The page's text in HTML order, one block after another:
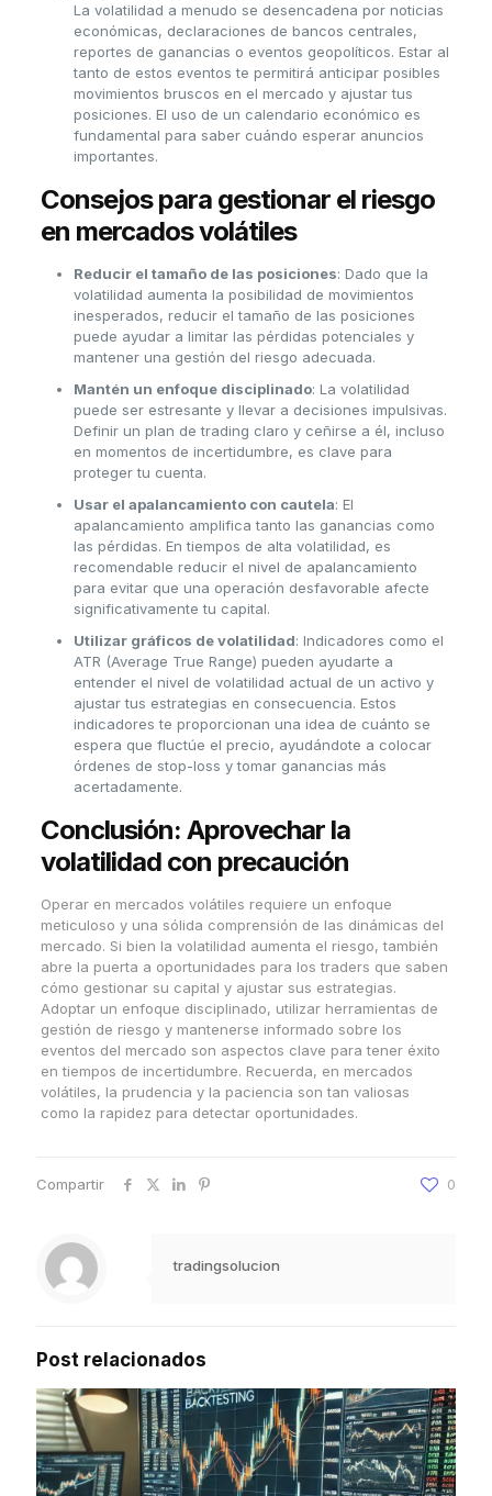
La volatilidad a menudo se desencadena por noticias
económicas, declaraciones de bancos centrales,
reportes de ganancias o eventos geopolíticos. Estar al
tanto de estos eventos te permitirá anticipar posibles
movimientos bruscos en el mercado y ajustar tus
posiciones. El uso de un calendario económico es
fundamental para saber cuándo esperar anuncios
importantes.
Consejos para gestionar el riesgo
en mercados volátiles
Reducir el tamaño de las posiciones: Dado que la
volatilidad aumenta la posibilidad de movimientos
inesperados, reducir el tamaño de las posiciones
puede ayudar a limitar las pérdidas potenciales y
mantener una gestión del riesgo adecuada.
Mantén un enfoque disciplinado: La volatilidad
puede ser estresante y llevar a decisiones impulsivas.
Definir un plan de trading claro y ceñirse a él, incluso
en momentos de incertidumbre, es clave para
proteger tu cuenta.
Usar el apalancamiento con cautela: El
apalancamiento amplifica tanto las ganancias como
las pérdidas. En tiempos de alta volatilidad, es
recomendable reducir el nivel de apalancamiento
para evitar que una operación desfavorable afecte
significativamente tu capital.
Utilizar gráficos de volatilidad: Indicadores como el
ATR (Average True Range) pueden ayudarte a
entender el nivel de volatilidad actual de un activo y
ajustar tus estrategias en consecuencia. Estos
indicadores te proporcionan una idea de cuánto se
espera que fluctúe el precio, ayudándote a colocar
órdenes de stop-loss y tomar ganancias más
acertadamente.
Conclusión: Aprovechar la
volatilidad con precaución
Operar en mercados volátiles requiere un enfoque
meticuloso y una sólida comprensión de las dinámicas del
mercado. Si bien la volatilidad aumenta el riesgo, también
abre la puerta a oportunidades para los traders que saben
cómo gestionar su capital y ajustar sus estrategias.
Adoptar un enfoque disciplinado, utilizar herramientas de
gestión de riesgo y mantenerse informado sobre los
eventos del mercado son aspectos clave para tener éxito
en tiempos de incertidumbre. Recuerda, en mercados
volátiles, la prudencia y la paciencia son tan valiosas
como la rapidez para detectar oportunidades.
Compartir 0
tradingsolucion
Post relacionados